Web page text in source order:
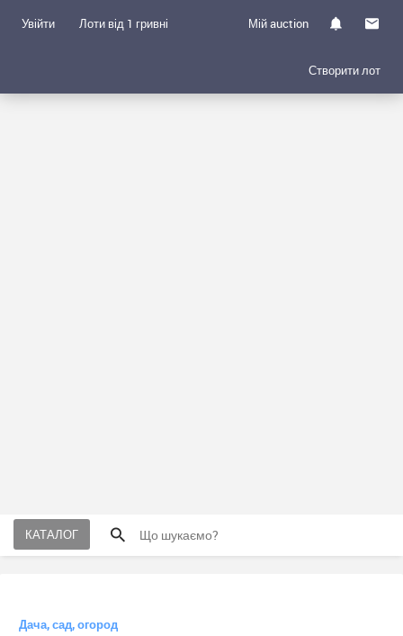
Увійти Лоти від 1 гривні Мій auction
Створити лот
КАТАЛОГ
Дача, сад, огород